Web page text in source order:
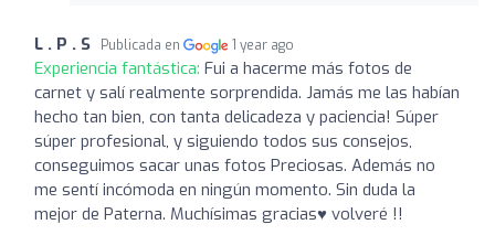
L . P . S Publicada en 1 year ago
Experiencia fantástica: Fui a hacerme más fotos de
carnet y salí realmente sorprendida. Jamás me las habían
hecho tan bien, con tanta delicadeza y paciencia! Súper
súper profesional, y siguiendo todos sus consejos,
conseguimos sacar unas fotos Preciosas. Además no
me sentí incómoda en ningún momento. Sin duda la
mejor de Paterna. Muchísimas gracias♥️ volveré !!